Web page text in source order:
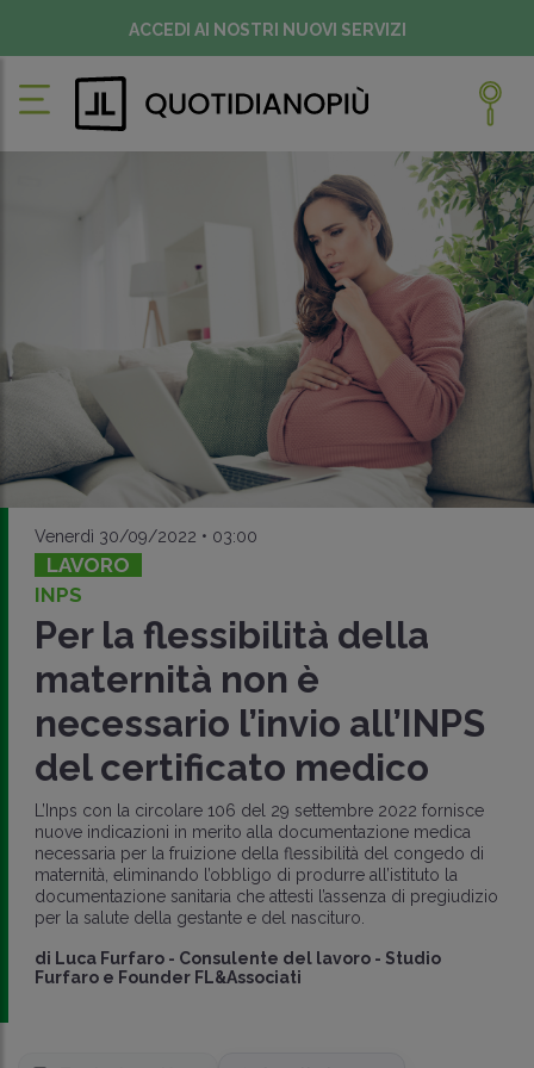
ACCEDI AI NOSTRI NUOVI SERVIZI
Venerdì 30/09/2022 • 03:00
LAVORO
INPS
Per la flessibilità della
maternità non è
necessario l’invio all’INPS
del certificato medico
L’Inps con la circolare 106 del 29 settembre 2022 fornisce
nuove indicazioni in merito alla documentazione medica
necessaria per la fruizione della flessibilità del congedo di
maternità, eliminando l’obbligo di produrre all’istituto la
documentazione sanitaria che attesti l’assenza di pregiudizio
per la salute della gestante e del nascituro.
di Luca Furfaro - Consulente del lavoro - Studio
Furfaro e Founder FL&Associati